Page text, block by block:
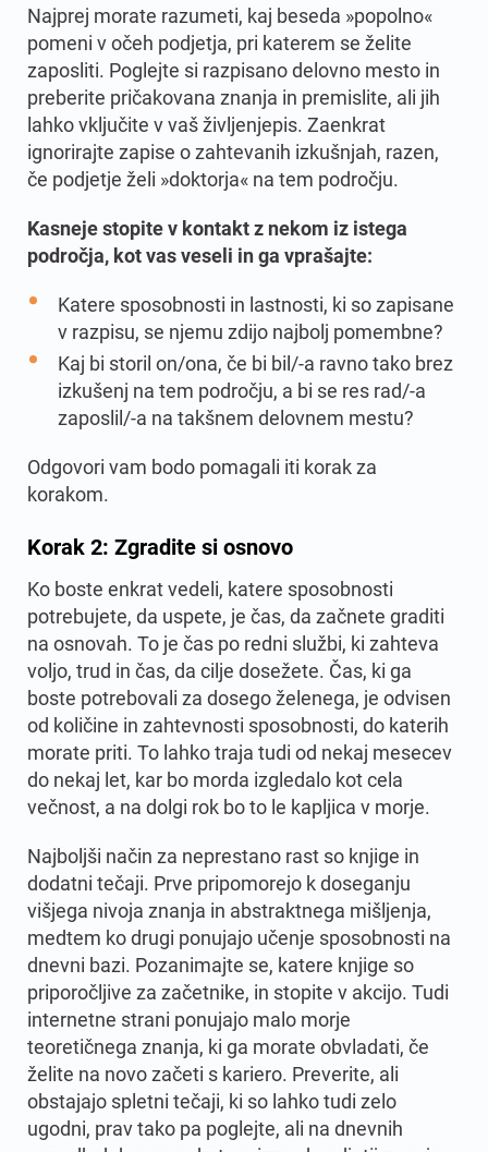
Najprej morate razumeti, kaj beseda »popolno«
pomeni v očeh podjetja, pri katerem se želite
zaposliti. Poglejte si razpisano delovno mesto in
preberite pričakovana znanja in premislite, ali jih
lahko vključite v vaš življenjepis. Zaenkrat
ignorirajte zapise o zahtevanih izkušnjah, razen,
če podjetje želi »doktorja« na tem področju.
Kasneje stopite v kontakt z nekom iz istega
področja, kot vas veseli in ga vprašajte:
Katere sposobnosti in lastnosti, ki so zapisane
v razpisu, se njemu zdijo najbolj pomembne?
Kaj bi storil on/ona, če bi bil/-a ravno tako brez
izkušenj na tem področju, a bi se res rad/-a
zaposlil/-a na takšnem delovnem mestu?
Odgovori vam bodo pomagali iti korak za
korakom.
Korak 2: Zgradite si osnovo
Ko boste enkrat vedeli, katere sposobnosti
potrebujete, da uspete, je čas, da začnete graditi
na osnovah. To je čas po redni službi, ki zahteva
voljo, trud in čas, da cilje dosežete. Čas, ki ga
boste potrebovali za dosego želenega, je odvisen
od količine in zahtevnosti sposobnosti, do katerih
morate priti. To lahko traja tudi od nekaj mesecev
do nekaj let, kar bo morda izgledalo kot cela
večnost, a na dolgi rok bo to le kapljica v morje.
Najboljši način za neprestano rast so knjige in
dodatni tečaji. Prve pripomorejo k doseganju
višjega nivoja znanja in abstraktnega mišljenja,
medtem ko drugi ponujajo učenje sposobnosti na
dnevni bazi. Pozanimajte se, katere knjige so
priporočljive za začetnike, in stopite v akcijo. Tudi
internetne strani ponujajo malo morje
teoretičnega znanja, ki ga morate obvladati, če
želite na novo začeti s kariero. Preverite, ali
obstajajo spletni tečaji, ki so lahko tudi zelo
ugodni, prav tako pa poglejte, ali na dnevnih